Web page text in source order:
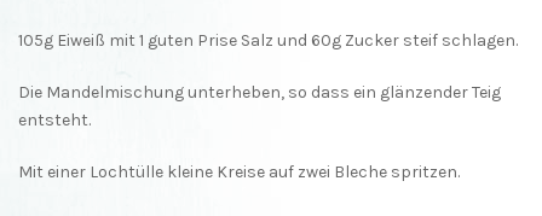
105g Eiweiß mit 1 guten Prise Salz und 60g Zucker steif schlagen.
Die Mandelmischung unterheben, so dass ein glänzender Teig
entsteht.
Mit einer Lochtülle kleine Kreise auf zwei Bleche spritzen.